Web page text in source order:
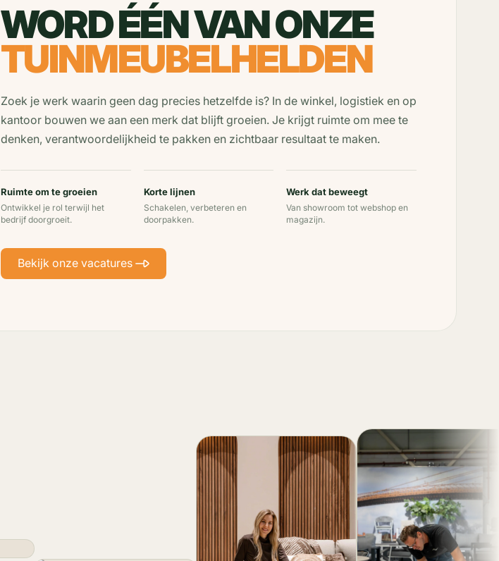
WORD ÉÉN VAN ONZE
TUINMEUBELHELDEN
Zoek je werk waarin geen dag precies hetzelfde is? In de winkel, logistiek en op
kantoor bouwen we aan een merk dat blijft groeien. Je krijgt ruimte om mee te
denken, verantwoordelijkheid te pakken en zichtbaar resultaat te maken.
Ruimte om te groeien
Ontwikkel je rol terwijl het
bedrijf doorgroeit.
Korte lijnen
Schakelen, verbeteren en
doorpakken.
Werk dat beweegt
Van showroom tot webshop en
magazijn.
Bekijk onze vacatures